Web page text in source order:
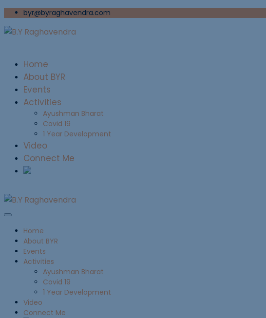
byr@byraghavendra.com
Home
About BYR
Events
Activities
Ayushman Bharat
Covid 19
1 Year Development
Video
Connect Me
Home
About BYR
Events
Activities
Ayushman Bharat
Covid 19
1 Year Development
Video
Connect Me